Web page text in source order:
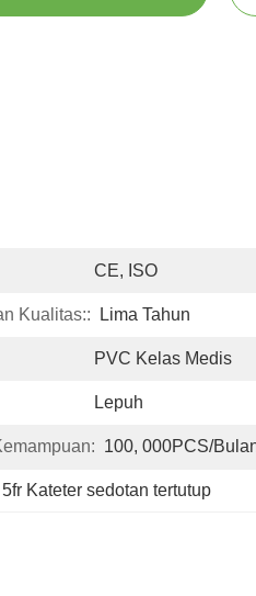
CE, ISO
Kualitas:: Lima Tahun
PVC Kelas Medis
Lepuh
100, 000PCS/
5fr Kateter sedotan tertutup